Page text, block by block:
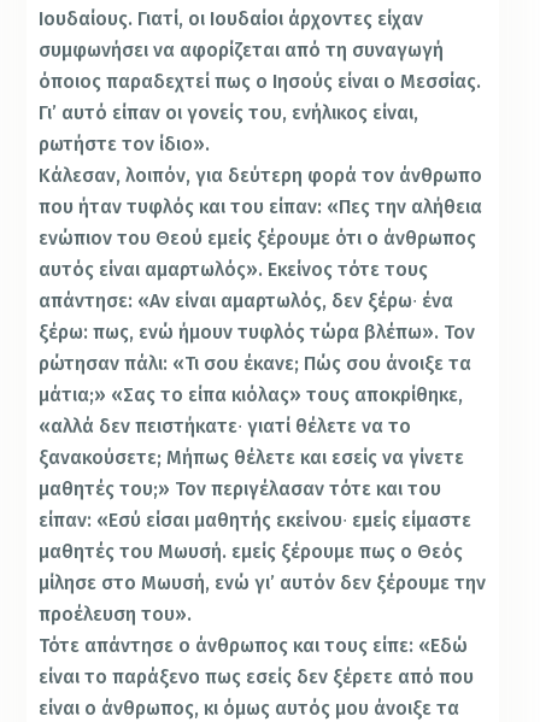
Ιουδαίους. Γιατί, οι Ιουδαίοι άρχοντες είχαν
συμφωνήσει να αφορίζεται από τη συναγωγή
όποιος παραδεχτεί πως ο Ιησούς είναι ο Μεσσίας.
Γι’ αυτό είπαν οι γονείς του, ενήλικος είναι,
ρωτήστε τον ίδιο».
Κάλεσαν, λοιπόν, για δεύτερη φορά τον άνθρωπο
που ήταν τυφλός και του είπαν: «Πες την αλήθεια
ενώπιον του Θεού εμείς ξέρουμε ότι ο άνθρωπος
αυτός είναι αμαρτωλός». Εκείνος τότε τους
απάντησε: «Αν είναι αμαρτωλός, δεν ξέρω∙ ένα
ξέρω: πως, ενώ ήμουν τυφλός τώρα βλέπω». Τον
ρώτησαν πάλι: «Τι σου έκανε; Πώς σου άνοιξε τα
μάτια;» «Σας το είπα κιόλας» τους αποκρίθηκε,
«αλλά δεν πειστήκατε∙ γιατί θέλετε να το
ξανακούσετε; Μήπως θέλετε και εσείς να γίνετε
μαθητές του;» Τον περιγέλασαν τότε και του
είπαν: «Εσύ είσαι μαθητής εκείνου∙ εμείς είμαστε
μαθητές του Μωυσή. εμείς ξέρουμε πως ο Θεός
μίλησε στο Μωυσή, ενώ γι’ αυτόν δεν ξέρουμε την
προέλευση του».
Τότε απάντησε ο άνθρωπος και τους είπε: «Εδώ
είναι το παράξενο πως εσείς δεν ξέρετε από που
είναι ο άνθρωπος, κι όμως αυτός μου άνοιξε τα